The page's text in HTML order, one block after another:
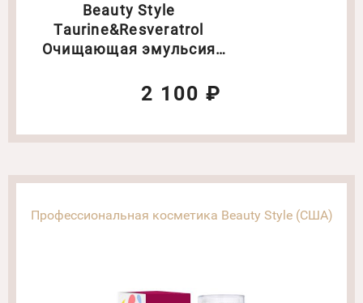
Beauty Style
Taurine&Resveratrol
Очищающая эмульсия
2 100 ₽
Профессиональная косметика Beauty Style (США)